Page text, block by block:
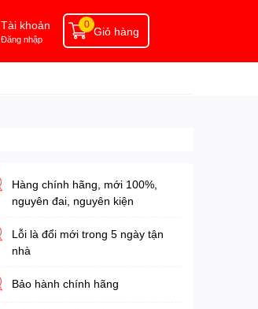
Tài khoản
Đăng nhập
Giỏ hàng
0
Hàng chính hãng, mới 100%,
nguyên đai, nguyên kiện
Lỗi là đổi mới trong 5 ngày tận
nhà
Bảo hành chính hãng